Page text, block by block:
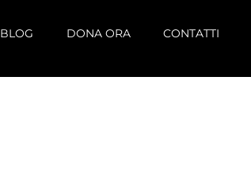
BLOG DONA ORA CONTATTI